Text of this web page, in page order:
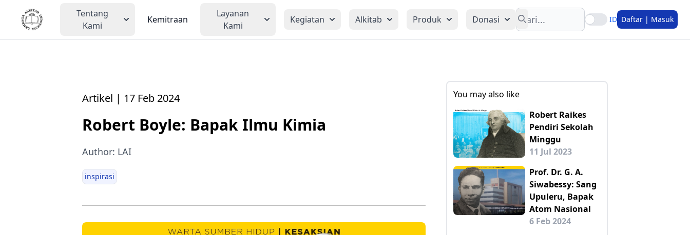
Tentang
Kami
Kemitraan
Layanan
Kami
Kegiatan Alkitab Produk Donasi
Search
ID Daftar | Masuk
Artikel | 17 Feb 2024
Robert Boyle: Bapak Ilmu Kimia
Author: LAI
inspirasi
You may also like
Robert Raikes
Pendiri Sekolah
Minggu
11 Jul 2023
Prof. Dr. G. A.
Siwabessy: Sang
Upuleru, Bapak
Atom Nasional
6 Feb 2024